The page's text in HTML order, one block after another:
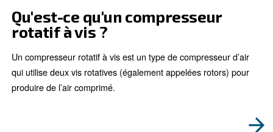
Découvrez comment choisir le compresseur à vis
bonne taille peut considérablement améliorer votre